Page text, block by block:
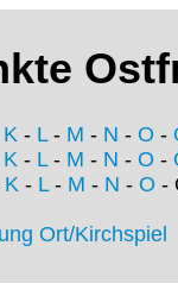
K - L- M - N - O -
K - L- M - N - O -
K- L- M - N - O -
Ort/Kirchspiel